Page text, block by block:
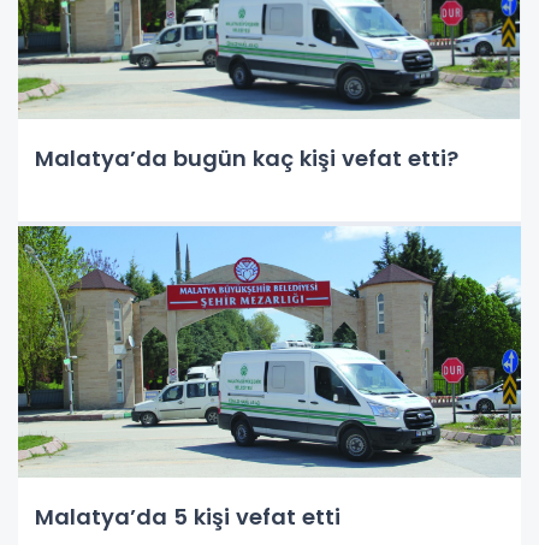
Malatya’da bugün kaç kişi vefat etti?
Malatya’da 5 kişi vefat etti